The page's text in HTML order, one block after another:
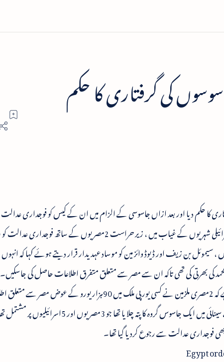
کی گرفتاری کا حکم
شہریوں کی گرفتاری کا حکم دیا اور بعد ازاں جاسوسی کے الزام میں ان کے کیس کو فوجداری
کردیا۔ پرازیکیوٹر جنرل حشام برکات نے دونوں اسرائیلی شہریوں کے غیاب میں ، زیر حراست 2مصریوں کے ساتھ
ایک بیان میں3اسرائیلی ایجنٹس ، سیموئل بن زیف اور ڈیوڈ وائز مین کو موساد عہدیدار قرار دیتے ہوئے کہا
منری محمد کی بھرتی کی تھی تاکہ ان سے مصر سے متعلق متفرق اطلاعات حاصل کی
میں یہ بھی کہا گیا ہے کہ تحقیقات سے معلوم ہوا ہے کہ 2مصری ملزمین نے کسی یورپی ملک میں 90ہزار یورو
پہنچائی تھیں۔ رواں ماہ کے اوئل میں بھی مصر نے سینائی میں ایک جاسوس گروہ کا پتہ چلا یا تھا
Egypt